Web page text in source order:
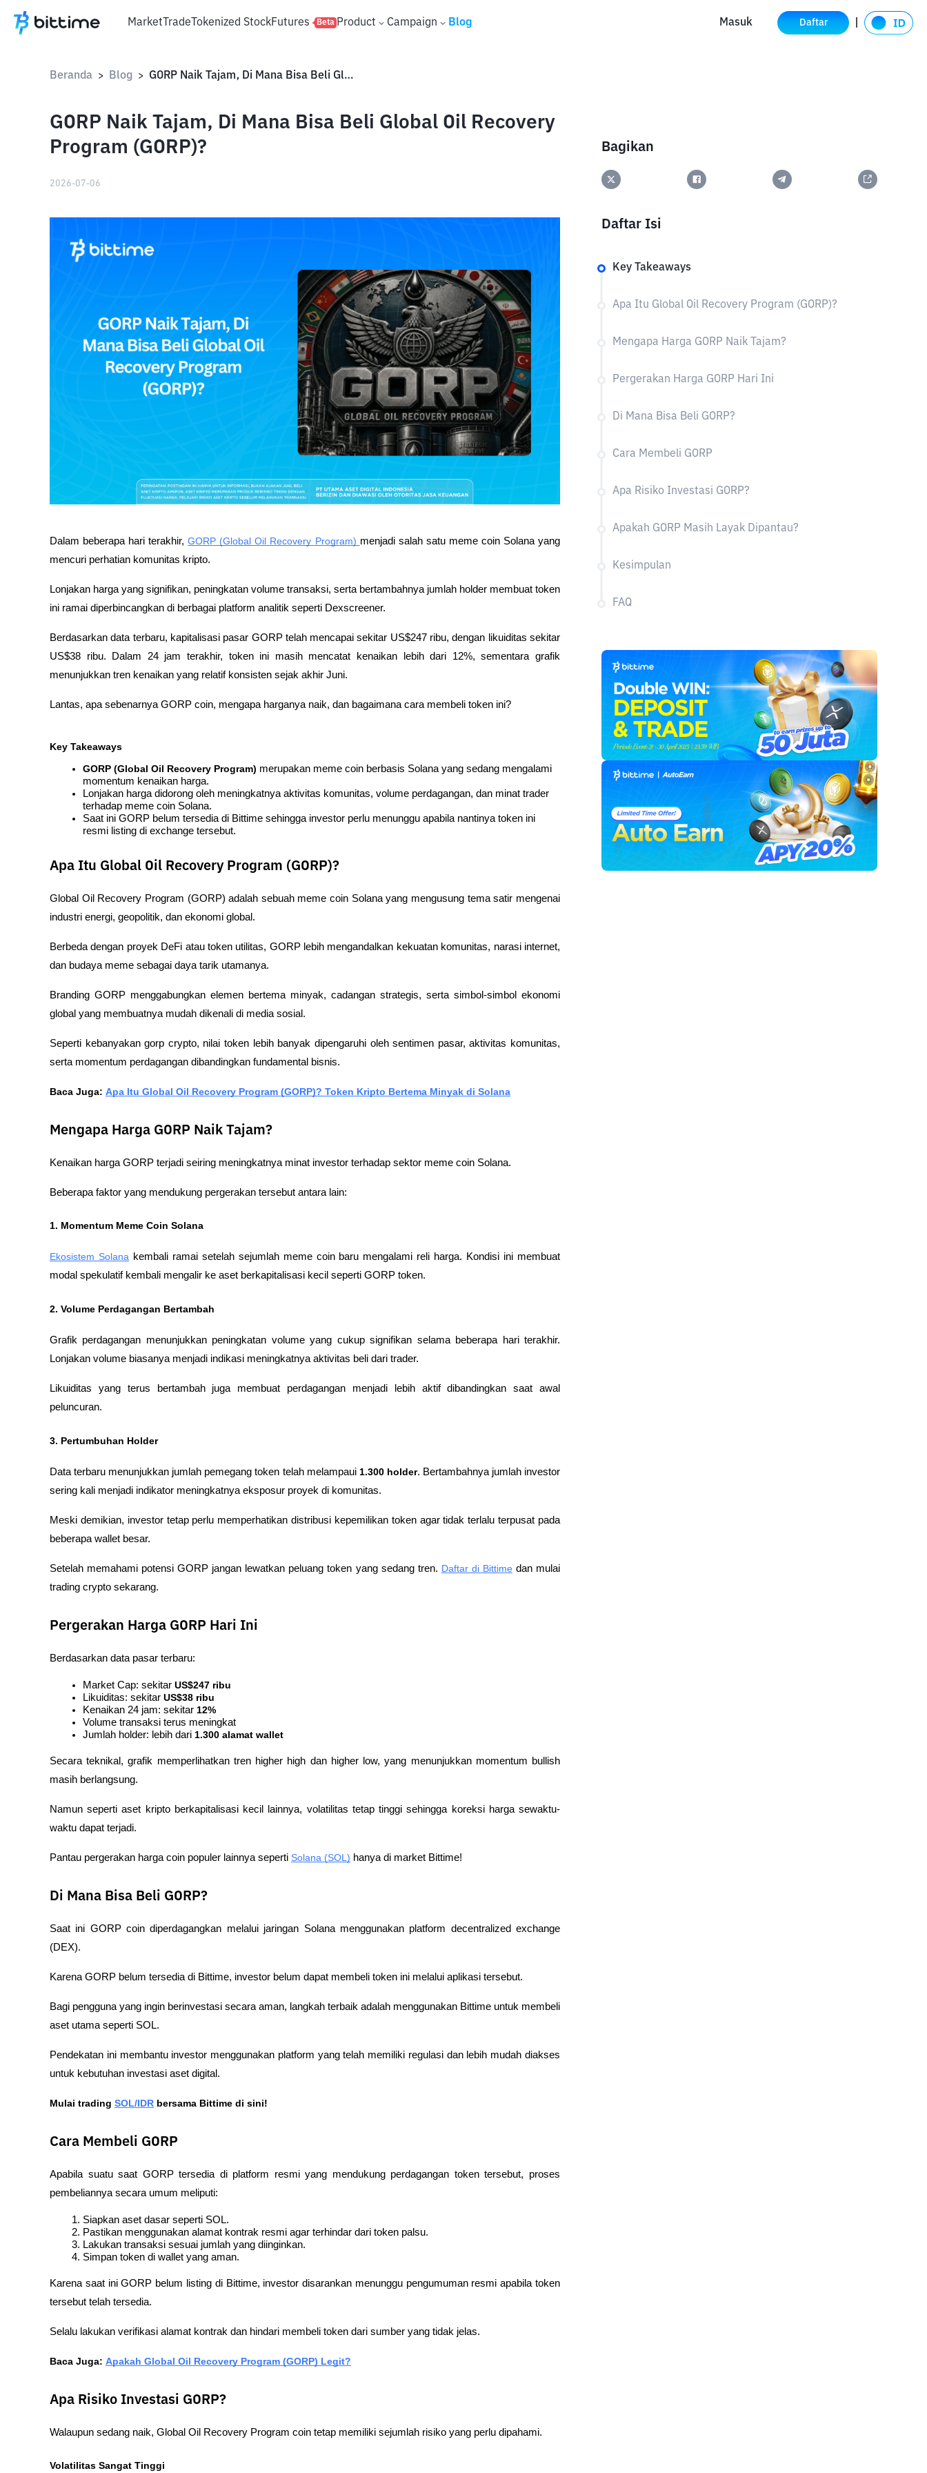
MarketTradeTokenized StockFutures Beta Product Campaign Blog Masuk Daftar
Beranda > Blog > GORP Naik Tajam, Di Mana Bisa Beli Global Oil Recovery Program (GORP)?
GORP Naik Tajam, Di Mana Bisa Beli Global Oil Recovery
Program (GORP)?
2026-07-06
Dalam beberapa hari terakhir, GORP (Global Oil Recovery Program) menjadi salah satu meme coin Solana yang
mencuri perhatian komunitas kripto.
Lonjakan harga yang signifikan, peningkatan volume transaksi, serta bertambahnya jumlah holder membuat token
ini ramai diperbincangkan di berbagai platform analitik seperti Dexscreener.
Berdasarkan data terbaru, kapitalisasi pasar GORP telah mencapai sekitar US$247 ribu, dengan likuiditas sekitar
US$38 ribu. Dalam 24 jam terakhir, token ini masih mencatat kenaikan lebih dari 12%, sementara grafik
menunjukkan tren kenaikan yang relatif konsisten sejak akhir Juni.
Lantas, apa sebenarnya GORP coin, mengapa harganya naik, dan bagaimana cara membeli token ini?
Key Takeaways
GORP (Global Oil Recovery Program) merupakan meme coin berbasis Solana yang sedang mengalami
momentum kenaikan harga.
Lonjakan harga didorong oleh meningkatnya aktivitas komunitas, volume perdagangan, dan minat trader
terhadap meme coin Solana.
Saat ini GORP belum tersedia di Bittime sehingga investor perlu menunggu apabila nantinya token ini
resmi listing di exchange tersebut.
Apa Itu Global Oil Recovery Program (GORP)?
Global Oil Recovery Program (GORP) adalah sebuah meme coin Solana yang mengusung tema satir mengenai
industri energi, geopolitik, dan ekonomi global.
Berbeda dengan proyek DeFi atau token utilitas, GORP lebih mengandalkan kekuatan komunitas, narasi internet,
dan budaya meme sebagai daya tarik utamanya.
Branding GORP menggabungkan elemen bertema minyak, cadangan strategis, serta simbol-simbol ekonomi
global yang membuatnya mudah dikenali di media sosial.
Seperti kebanyakan gorp crypto, nilai token lebih banyak dipengaruhi oleh sentimen pasar, aktivitas komunitas,
serta momentum perdagangan dibandingkan fundamental bisnis.
Baca Juga: Apa Itu Global Oil Recovery Program (GORP)? Token Kripto Bertema Minyak di Solana
Mengapa Harga GORP Naik Tajam?
Kenaikan harga GORP terjadi seiring meningkatnya minat investor terhadap sektor meme coin Solana.
Beberapa faktor yang mendukung pergerakan tersebut antara lain:
1. Momentum Meme Coin Solana
Ekosistem Solana kembali ramai setelah sejumlah meme coin baru mengalami reli harga. Kondisi ini membuat
modal spekulatif kembali mengalir ke aset berkapitalisasi kecil seperti GORP token.
2. Volume Perdagangan Bertambah
Grafik perdagangan menunjukkan peningkatan volume yang cukup signifikan selama beberapa hari terakhir.
Lonjakan volume biasanya menjadi indikasi meningkatnya aktivitas beli dari trader.
Likuiditas yang terus bertambah juga membuat perdagangan menjadi lebih aktif dibandingkan saat awal
peluncuran.
3. Pertumbuhan Holder
Data terbaru menunjukkan jumlah pemegang token telah melampaui 1.300 holder. Bertambahnya jumlah investor
sering kali menjadi indikator meningkatnya eksposur proyek di komunitas.
Meski demikian, investor tetap perlu memperhatikan distribusi kepemilikan token agar tidak terlalu terpusat pada
beberapa wallet besar.
Setelah memahami potensi GORP jangan lewatkan peluang token yang sedang tren. Daftar di Bittime dan mulai
trading crypto sekarang.
Pergerakan Harga GORP Hari Ini
Berdasarkan data pasar terbaru:
Market Cap: sekitar US$247 ribu
Likuiditas: sekitar US$38 ribu
Kenaikan 24 jam: sekitar 12%
Volume transaksi terus meningkat
Jumlah holder: lebih dari 1.300 alamat wallet
Secara teknikal, grafik memperlihatkan tren higher high dan higher low, yang menunjukkan momentum bullish
masih berlangsung.
Namun seperti aset kripto berkapitalisasi kecil lainnya, volatilitas tetap tinggi sehingga koreksi harga sewaktu-
waktu dapat terjadi.
Pantau pergerakan harga coin populer lainnya seperti Solana (SOL) hanya di market Bittime!
Di Mana Bisa Beli GORP?
Saat ini GORP coin diperdagangkan melalui jaringan Solana menggunakan platform decentralized exchange
(DEX).
Karena GORP belum tersedia di Bittime, investor belum dapat membeli token ini melalui aplikasi tersebut.
Bagi pengguna yang ingin berinvestasi secara aman, langkah terbaik adalah menggunakan Bittime untuk membeli
aset utama seperti SOL.
Pendekatan ini membantu investor menggunakan platform yang telah memiliki regulasi dan lebih mudah diakses
untuk kebutuhan investasi aset digital.
Mulai trading SOL/IDR bersama Bittime di sini!
Cara Membeli GORP
Apabila suatu saat GORP tersedia di platform resmi yang mendukung perdagangan token tersebut, proses
pembeliannya secara umum meliputi:
Siapkan aset dasar seperti SOL.
Pastikan menggunakan alamat kontrak resmi agar terhindar dari token palsu.
Lakukan transaksi sesuai jumlah yang diinginkan.
Simpan token di wallet yang aman.
Karena saat ini GORP belum listing di Bittime, investor disarankan menunggu pengumuman resmi apabila token
tersebut telah tersedia.
Selalu lakukan verifikasi alamat kontrak dan hindari membeli token dari sumber yang tidak jelas.
Baca Juga: Apakah Global Oil Recovery Program (GORP) Legit?
Apa Risiko Investasi GORP?
Walaupun sedang naik, Global Oil Recovery Program coin tetap memiliki sejumlah risiko yang perlu dipahami.
Volatilitas Sangat Tinggi
Bagikan
Daftar Isi
Key Takeaways
Apa Itu Global Oil Recovery Program (GORP)?
Mengapa Harga GORP Naik Tajam?
Pergerakan Harga GORP Hari Ini
Di Mana Bisa Beli GORP?
Cara Membeli GORP
Apa Risiko Investasi GORP?
Apakah GORP Masih Layak Dipantau?
Kesimpulan
FAQ